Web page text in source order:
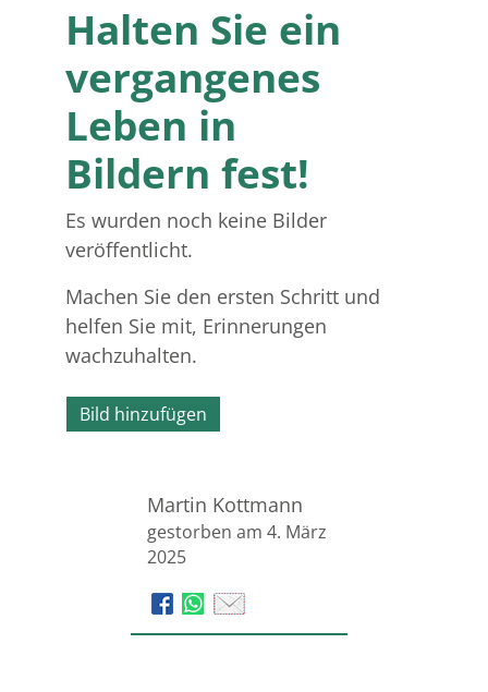
Halten Sie ein
vergangenes
Leben in
Bildern fest!
Es wurden noch keine Bilder
veröffentlicht.
Machen Sie den ersten Schritt und
helfen Sie mit, Erinnerungen
wachzuhalten.
Bild hinzufügen
Martin Kottmann
gestorben am 4. März
2025